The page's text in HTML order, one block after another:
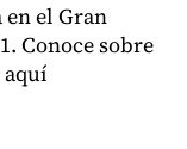
el Gran
Conoce sobre